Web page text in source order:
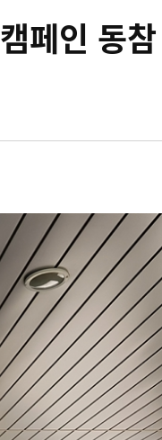
페인 동참